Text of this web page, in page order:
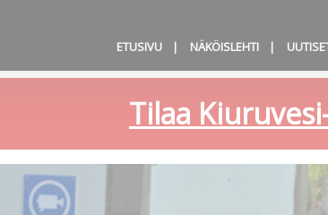
ETUSIVU
NÄKÖISLEHTI
Tilaa